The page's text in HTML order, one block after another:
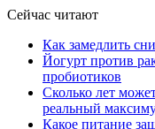
Сейчас читают
Как замедлить
Йогурт против
пробиотиков
Сколько лет
реальный
Какое питание